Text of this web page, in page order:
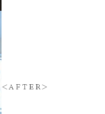
＜ＡＦＴＥＲ＞